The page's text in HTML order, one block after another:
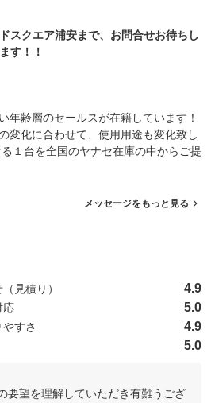
スクエア浦安まで、お問合せお待ちし
す！！
年齢層のセールスが在籍しています！
変化に合わせて、使用用途も変化致し
１台を全国のヤナセ在庫の中からご提
メッセージをもっと見る
点中）
見積り） 4.9
応 5.0
すさ 4.9
5.0
要望を理解していただき有難うござ